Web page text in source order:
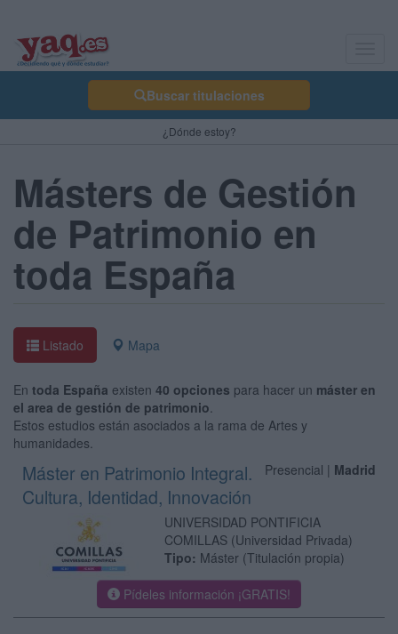
Buscar titulaciones
¿Dónde estoy?
Másters de Gestión
de Patrimonio en
toda España
Listado Mapa
En toda España existen 40 opciones para hacer un máster en
el area de gestión de patrimonio.
Estos estudios están asociados a la rama de Artes y
humanidades.
Presencial | Madrid
Máster en Patrimonio Integral.
Cultura, Identidad, Innovación
UNIVERSIDAD PONTIFICIA
COMILLAS (Universidad Privada)
Tipo: Máster (Titulación propia)
Pídeles información ¡GRATIS!